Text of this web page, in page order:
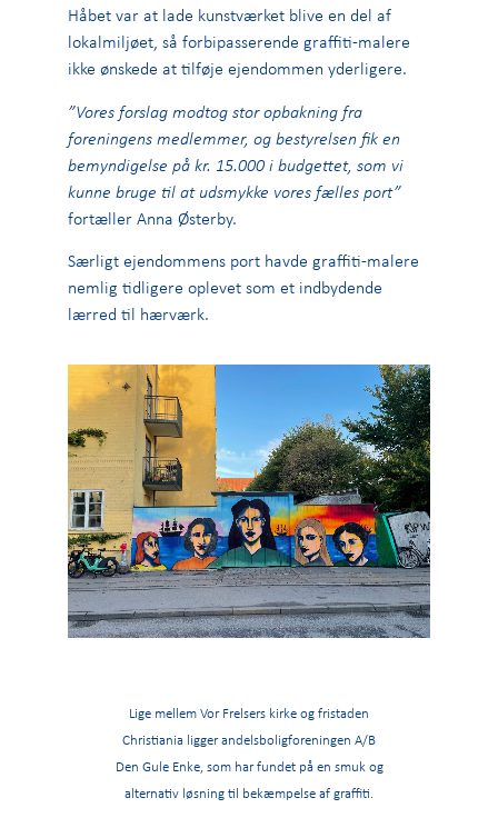
Håbet var at lade kunstværket blive en del af
lokalmiljøet, så forbipasserende graffiti-malere
ikke ønskede at tilføje ejendommen yderligere.
”Vores forslag modtog stor opbakning fra
foreningens medlemmer, og bestyrelsen fik en
bemyndigelse på kr. 15.000 i budgettet, som vi
kunne bruge til at udsmykke vores fælles port”
fortæller Anna Østerby.
Særligt ejendommens port havde graffiti-malere
nemlig tidligere oplevet som et indbydende
lærred til hærværk.
Lige mellem Vor Frelsers kirke og fristaden
Christiania ligger andelsboligforeningen A/B
Den Gule Enke, som har fundet på en smuk og
alternativ løsning til bekæmpelse af graffiti.